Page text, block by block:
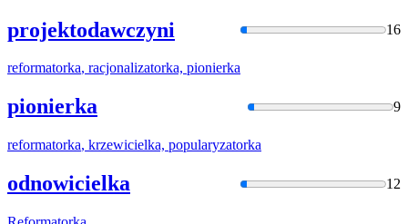
projektodawczyni 16
reformatorka, racjonalizatorka, pionierka
pionierka 9
reformatorka, krzewicielka, popularyzatorka
odnowicielka 12